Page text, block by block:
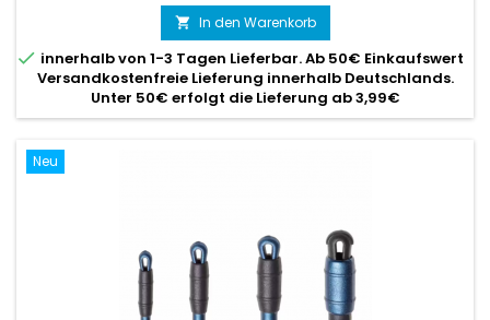
 In den Warenkorb
 innerhalb von 1-3 Tagen Lieferbar. Ab 50€ Einkaufswert
Versandkostenfreie Lieferung innerhalb Deutschlands.
Unter 50€ erfolgt die Lieferung ab 3,99€
Neu